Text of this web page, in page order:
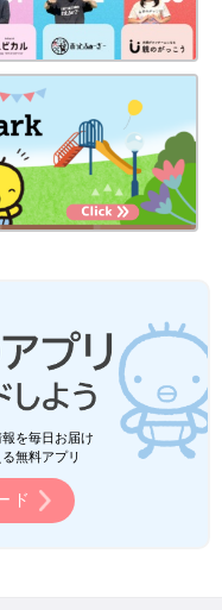
を毎日お届け
無料アプリ
ド